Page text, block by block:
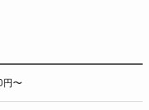
円〜